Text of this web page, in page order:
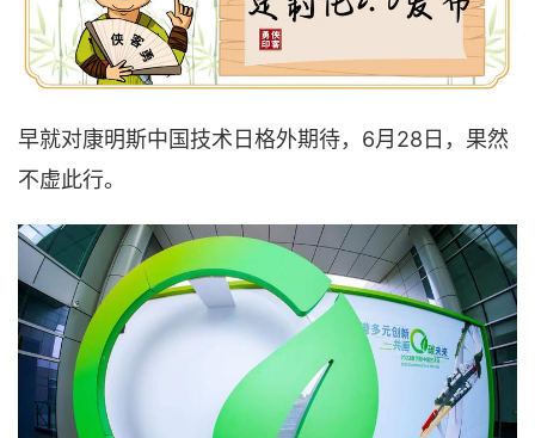
早就对康明斯中国技术日格外期待，6月28日，果然
不虚此行。